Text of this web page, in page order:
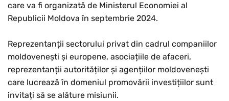
care va fi organizată de Ministerul Economiei al
Republicii Moldova în septembrie 2024.
Reprezentanții sectorului privat din cadrul companiilor
moldovenești și europene, asociațiile de afaceri,
reprezentanții autorităților și agențiilor moldovenești
care lucrează în domeniul promovării investițiilor sunt
invitați să se alăture misiunii.